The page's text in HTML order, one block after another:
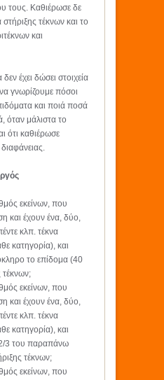
τους. Καθιέρωσε δε
τέκνων και το
και
έχει δώσει στοιχεία
γνωρίζουμε πόσοι
και ποιά ποσά
όταν μάλιστα το
ότι καθιέρωσε
εκείνων, που
και έχουν ένα, δύο,
κλπ. τέκνα
κατηγορία), και
το επίδομα (40
τέκνων;
εκείνων, που
και έχουν ένα, δύο,
κλπ. τέκνα
κατηγορία), και
3 του παραπάνω
τέκνων;
εκείνων, που